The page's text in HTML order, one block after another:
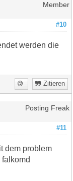
Member
#10
werden die
Zitieren
Posting Freak
#11
dem problem